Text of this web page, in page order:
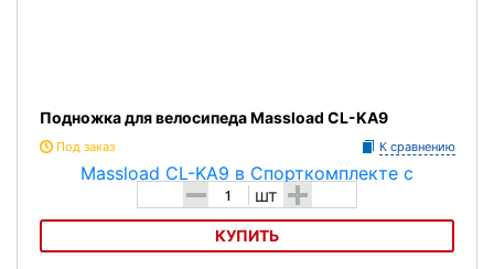
Подножка для велосипеда Massload CL-KA9
Под заказ К сравнению
- шт +
КУПИТЬ